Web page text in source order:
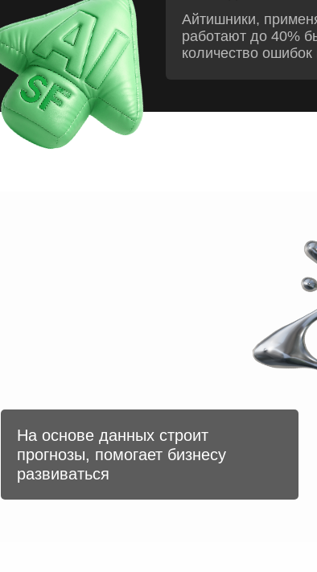
Айтишники,
работают до 40%
количество
На основе данных строит
прогнозы, помогает бизнесу
развиваться